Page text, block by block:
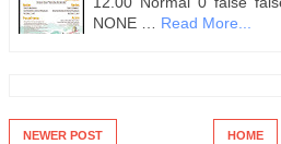
NONE …
Read More...
NEWER POST HOME